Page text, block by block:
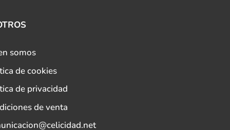
somos
de cookies
de privacidad
de venta